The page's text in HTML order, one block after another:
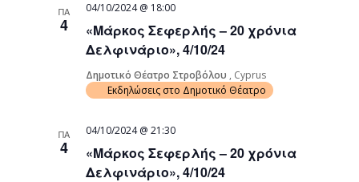
ΠΑ
4
«Μάρκος Σεφερλής – 20 χρόνια
Δελφινάριο», 4/10/24
04/10/2024 @ 18:00
Δημοτικό Θέατρο Στροβόλου , Cyprus
Εκδηλώσεις στο Δημοτικό Θέατρο
ΠΑ
4
«Μάρκος Σεφερλής – 20 χρόνια
Δελφινάριο», 4/10/24
04/10/2024 @ 21:30